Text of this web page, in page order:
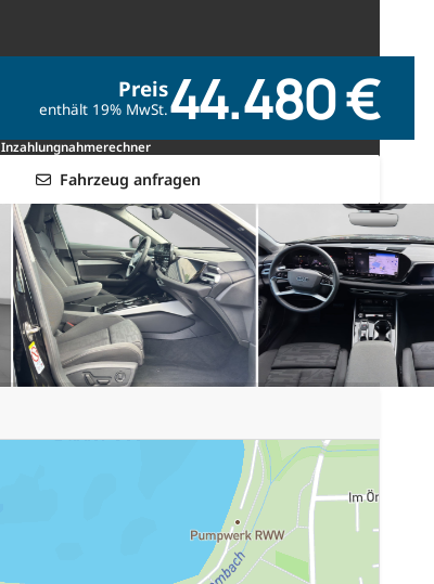
Preis
enthält 19% MwSt.44.480 €
Inzahlungnahmerechner
Fahrzeug anfragen